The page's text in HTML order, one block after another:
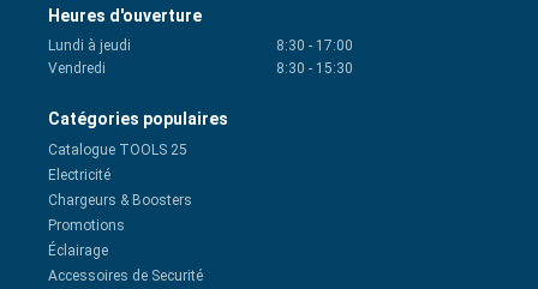
Heures d'ouverture
Lundi à jeudi 8:30 - 17:00
Vendredi
8:30 - 15:30
Catégories populaires
Catalogue TOOLS 25
Electricité
Chargeurs & Boosters
Promotions
Éclairage
Accessoires de Securité